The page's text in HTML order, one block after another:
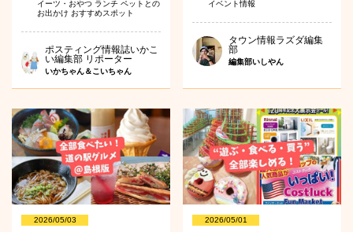
イーツ・おやつ ランチ ペットとの
お出かけ おすすめスポット
ポスティング情報誌いかこ
い編集部 リポーター
いかちゃん＆こいちゃん
イベント情報
タウン情報ラズダ編集
部
編集部いしやん
2026/05/03 2026/05/01